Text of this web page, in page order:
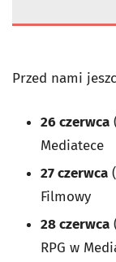
Przed nami
26 czerwca
Mediatece
27 czerwca
Filmowy
28 czerwca
RPG w